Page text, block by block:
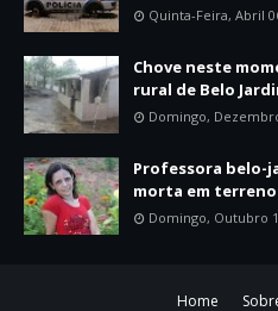
Quinta-Feira, Abril
Chove neste
rural de Belo
Domingo,
Professora belo-
morta em terreno
Domingo, Outubro
Home